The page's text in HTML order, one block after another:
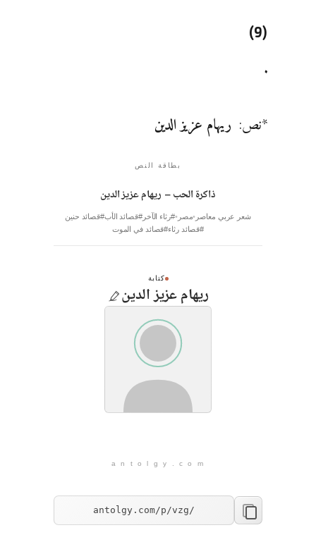
(9)
.
*نص: ريهام عزيز الدين
بطاقة النص
ذاكرة الحب – ريهام عزيز الدين
شعر عربي معاصر مصر #رثاء الآخر#قصائد الأب#قصائد حنين
#قصائد رثاء#قصائد في الموت
كتابة
ريهام عزيز الدين
a n t o l g y . c o m